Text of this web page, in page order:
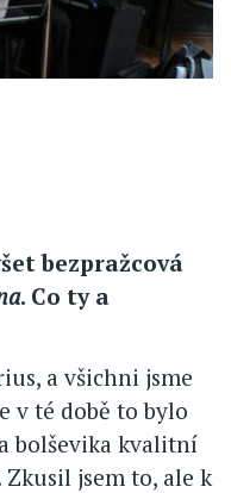
bezpražcová
. Co ty a
a všichni jsme
v té době to bylo
bolševika kvalitní
jsem to, ale k